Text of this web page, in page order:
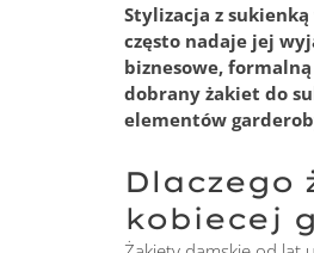
Stylizacja z
często nadaje jej
biznesowe,
dobrany żakiet do
elementów
kobiecej